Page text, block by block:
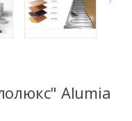
Alumia